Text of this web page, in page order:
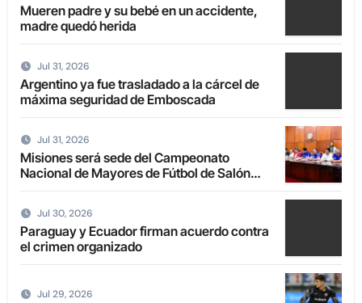
Mueren padre y su bebé en un accidente,
madre quedó herida
Jul 31, 2026
Argentino ya fue trasladado a la cárcel de
máxima seguridad de Emboscada
Jul 31, 2026
Misiones será sede del Campeonato
Nacional de Mayores de Fútbol de Salón
2027
Jul 30, 2026
Paraguay y Ecuador firman acuerdo contra
el crimen organizado
Jul 29, 2026